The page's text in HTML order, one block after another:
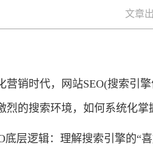
文章
营销时代，网站SEO(搜索引
烈的搜索环境，如何系统化掌
底层逻辑：理解搜索引擎的“